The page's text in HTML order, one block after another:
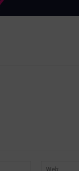
Email:*